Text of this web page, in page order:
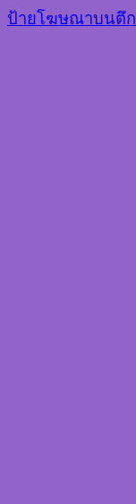
ป้ายโฆษณาบนตึก